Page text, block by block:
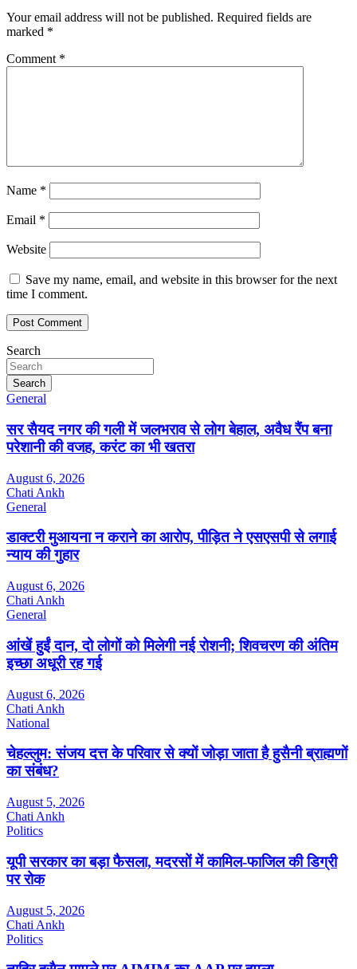
Your email address will not be published. Required fields are
marked *
Comment *
Name *
Email *
Website
Save my name, email, and website in this browser for the next
time I comment.
Search
Search
General
सर सैयद नगर की गली में जलभराव से लोग बेहाल, अवैध रैंप बना
परेशानी की वजह, करंट का भी खतरा
August 6, 2026
Chati Ankh
General
डाक्टरी मुआयना न कराने का आरोप, पीड़ित ने एसएसपी से लगाई
न्याय की गुहार
August 6, 2026
Chati Ankh
General
आंखें हुईं दान, दो लोगों को मिलेगी नई रोशनी; शिवचरण की अंतिम
इच्छा अधूरी रह गई
August 6, 2026
Chati Ankh
National
चेहल्लुम: संजय दत्त के परिवार से क्यों जोड़ा जाता है हुसैनी ब्राह्मणों
का संबंध?
August 5, 2026
Chati Ankh
Politics
यूपी सरकार का बड़ा फैसला, मदरसों में कामिल-फाजिल की डिग्री
पर रोक
August 5, 2026
Chati Ankh
Politics